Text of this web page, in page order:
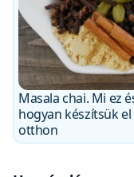
Masala chai. Mi ez
hogyan készítsük el
otthon